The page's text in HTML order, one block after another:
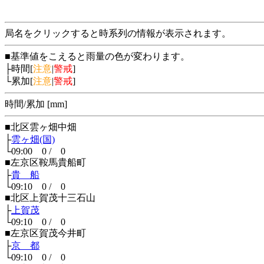
局名をクリックすると時系列の情報が表示されます。
■基準値をこえると雨量の色が変わります。
├時間[注意|警戒]
└累加[注意|警戒]
時間/累加 [mm]
■北区雲ヶ畑中畑
├雲ヶ畑(国)
└09:00 0 / 0
■左京区鞍馬貴船町
├貴 船
└09:10 0 / 0
■北区上賀茂十三石山
├上賀茂
└09:10 0 / 0
■左京区賀茂今井町
├京 都
└09:10 0 / 0